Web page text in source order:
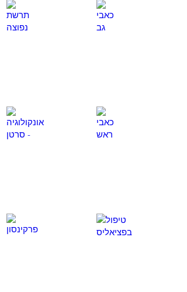
תרשת נפוצה
לחץ
כאן
כאבי גב
לחץ
כאן
אונקולוגיה - סרטן
לחץ
כאן
כאבי ראש
לחץ
כאן
פרקינסון
לחץ
טיפול בפציאליס
לחץ